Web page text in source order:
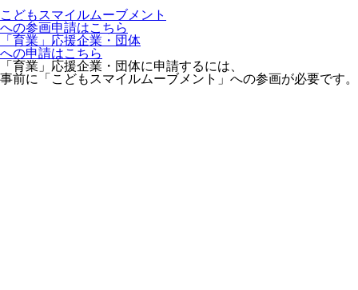
こどもスマイルムーブメント
への参画申請はこちら
「育業」応援企業・団体
への申請はこちら
「育業」応援企業・団体に申請するには、
事前に「こどもスマイルムーブメント」への参画が必要です。